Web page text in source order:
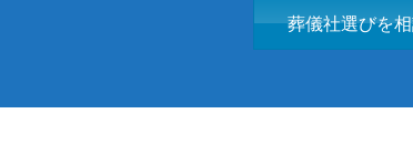
葬儀社選びを